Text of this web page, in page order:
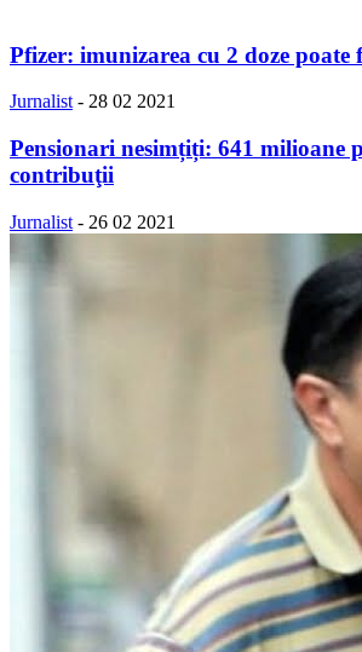
Pfizer: imunizarea cu 2 doze poate
Jurnalist - 28 02 2021
Pensionari nesimțiți: 641 milioane
contribuţii
Jurnalist - 26 02 2021